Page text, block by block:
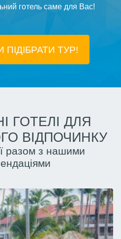
готель саме для Вас!
ТУР!
ГОТЕЛІ ДЛЯ
ВІДПОЧИНКУ
разом з нашими